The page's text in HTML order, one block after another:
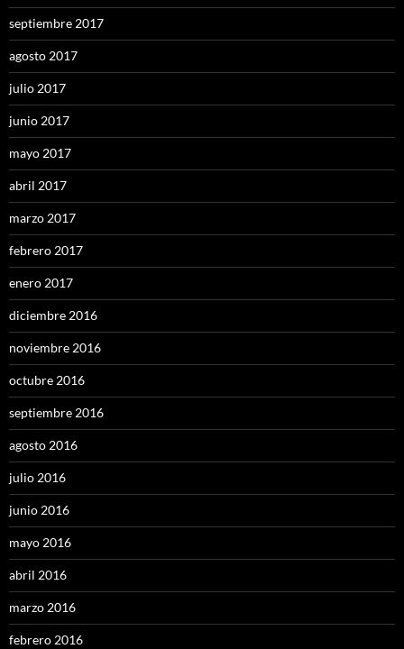
septiembre 2017
agosto 2017
julio 2017
junio 2017
mayo 2017
abril 2017
marzo 2017
febrero 2017
enero 2017
diciembre 2016
noviembre 2016
octubre 2016
septiembre 2016
agosto 2016
julio 2016
junio 2016
mayo 2016
abril 2016
marzo 2016
febrero 2016